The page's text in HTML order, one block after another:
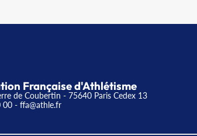
Française d'Athlétisme
de Coubertin - 75640 Paris Cedex 13
00 - ffa@athle.fr